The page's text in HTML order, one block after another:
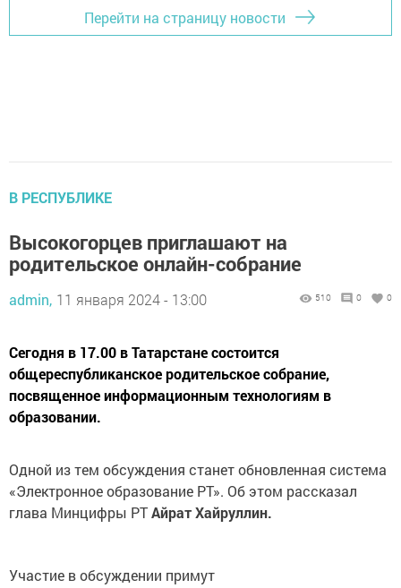
Перейти на страницу новости
В РЕСПУБЛИКЕ
Высокогорцев приглашают на
родительское онлайн-собрание
admin, 11 января 2024 - 13:00 510 0 0
Сегодня в 17.00 в Татарстане состоится
общереспубликанское родительское собрание,
посвященное информационным технологиям в
образовании.
Одной из тем обсуждения станет обновленная система
«Электронное образование РТ». Об этом рассказал
глава Минцифры РТАйрат Хайруллин.
Участие в обсуждении примут